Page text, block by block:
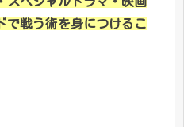
で戦う術を身につけるこ